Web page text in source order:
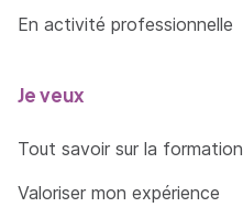
En activité professionnelle
Je veux
Tout savoir sur la formation
Valoriser mon expérience